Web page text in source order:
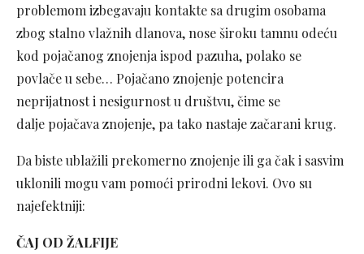
problemom izbegavaju kontakte sa drugim osobama
zbog stalno vlažnih dlanova, nose široku tamnu odeću
kod pojačanog znojenja ispod pazuha, polako se
povlače u sebe… Pojačano znojenje potencira
neprijatnost i nesigurnost u društvu, čime se
dalje pojačava znojenje, pa tako nastaje začarani krug.
Da biste ublažili prekomerno znojenje ili ga čak i sasvim
uklonili mogu vam pomoći prirodni lekovi. Ovo su
najefektniji:
ČAJ OD ŽALFIJE